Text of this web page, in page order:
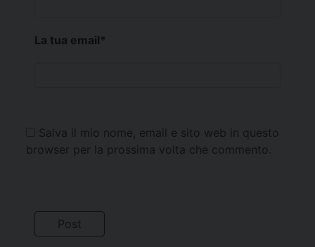
La tua email*
Salva il mio nome, email e sito web in questo
browser per la prossima volta che commento.